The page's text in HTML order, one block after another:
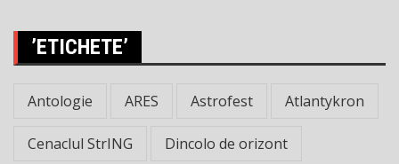
’ETICHETE’
Antologie ARES Astrofest Atlantykron
Cenaclul StrING Dincolo de orizont